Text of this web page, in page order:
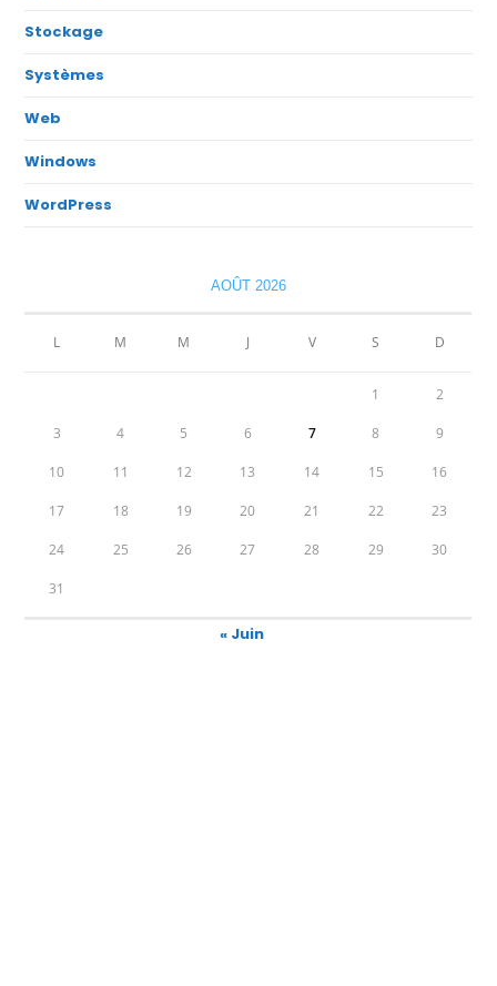
Stockage
Systèmes
Web
Windows
WordPress
AOÛT 2026
L M M J V S D
1 2
3 4 5 6 7 8 9
10 11 12 13 14 15 16
17 18 19 20 21 22 23
24 25 26 27 28 29 30
31
« Juin